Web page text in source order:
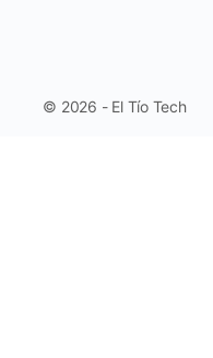
© 2026 - El Tío Tech